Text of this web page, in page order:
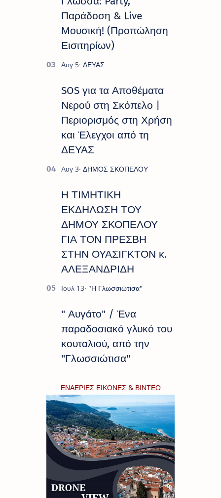
Παράδοση & Live
Μουσική! (Προπώληση
Εισιτηρίων)
SOS για τα Αποθέματα
Νερού στη Σκόπελο |
Περιορισμός στη Χρήση
και Έλεγχοι από τη
ΔΕΥΑΣ
Η ΤΙΜΗΤΙΚΗ
ΕΚΔΗΛΩΣΗ ΤΟΥ
ΔΗΜΟΥ ΣΚΟΠΕΛΟΥ
ΓΙΑ ΤΟΝ ΠΡΕΣΒΗ
ΣΤΗΝ ΟΥΑΣΙΓΚΤΟΝ κ.
ΑΛΕΞΑΝΔΡΙΔΗ
" Αυγάτο" / Ένα
παραδοσιακό γλυκό του
κουταλιού, από την
"Γλωσσιώτισα"
ΕΝΑΕΡΙΕΣ ΕΙΚΟΝΕΣ & ΒΙΝΤΕΟ